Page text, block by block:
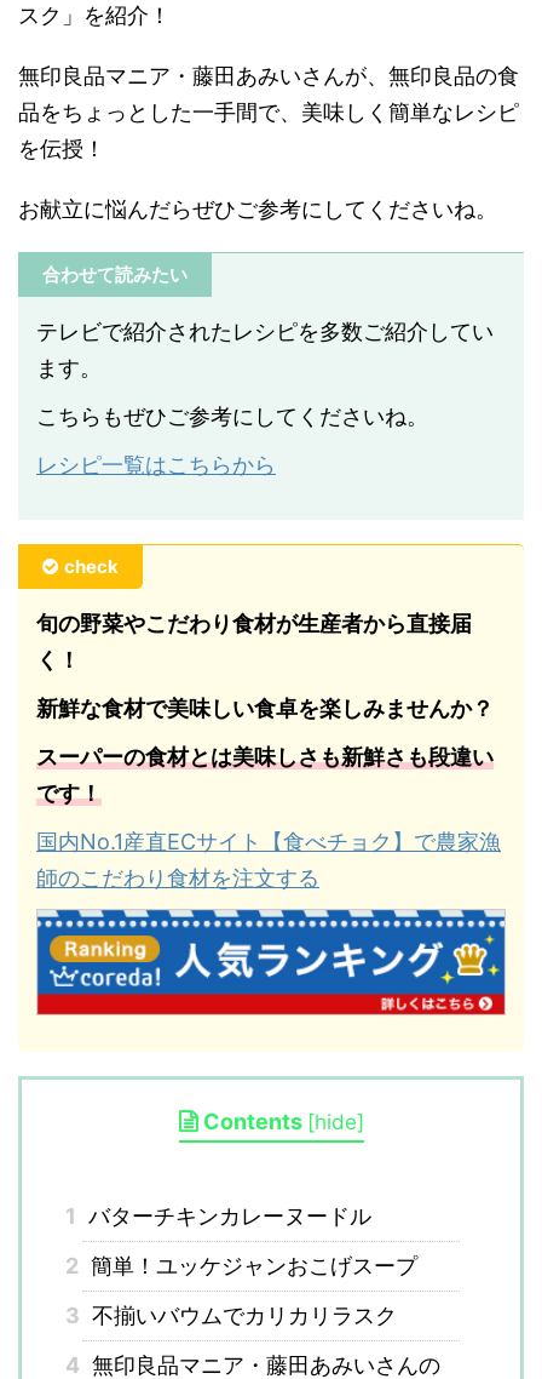
スク」を紹介！
無印良品マニア・藤田あみいさんが、無印良品の食
品をちょっとした一手間で、美味しく簡単なレシピ
を伝授！
お献立に悩んだらぜひご参考にしてくださいね。
合わせて読みたい
テレビで紹介されたレシピを多数ご紹介してい
ます。
こちらもぜひご参考にしてくださいね。
レシピ一覧はこちらから
check
旬の野菜やこだわり食材が生産者から直接届
く！
新鮮な食材で美味しい食卓を楽しみませんか？
スーパーの食材とは美味しさも新鮮さも段違い
です！
国内No.1産直ECサイト【食べチョク】で農家漁
師のこだわり食材を注文する
Contents [hide]
1 バターチキンカレーヌードル
2 簡単！ユッケジャンおこげスープ
3 不揃いバウムでカリカリラスク
4 無印良品マニア・藤田あみいさんの